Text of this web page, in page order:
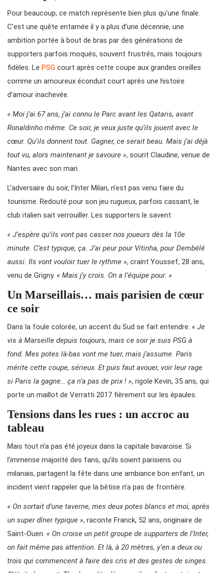
Pour beaucoup, ce match représente bien plus qu’une finale.
C’est une quête entamée il y a plus d’une décennie, une
ambition portée à bout de bras par des générations de
supporters parfois moqués, souvent frustrés, mais toujours
fidèles. Le PSG court après cette coupe aux grandes oreilles
comme un amoureux éconduit court après une histoire
d’amour inachevée.
« Moi j’ai 67 ans, j’ai connu le Parc avant les Qataris, avant
Ronaldinho même. Ce soir, je veux juste qu’ils jouent avec le
cœur. Qu’ils donnent tout. Gagner, ce serait beau. Mais j’ai déjà
tout vu, alors maintenant je savoure », sourit Claudine, venue de
Nantes avec son mari.
L’adversaire du soir, l’Inter Milan, n’est pas venu faire du
tourisme. Redouté pour son jeu rugueux, parfois cassant, le
club italien sait verrouiller. Les supporters le savent.
« J’espère qu’ils vont pas casser nos joueurs dès la 10e
minute. C’est typique, ça. J’ai peur pour Vitinha, pour Dembélé
aussi. Ils vont vouloir tuer le rythme », craint Youssef, 28 ans,
venu de Grigny. « Mais j’y crois. On a l’équipe pour. »
Un Marseillais… mais parisien de cœur
ce soir
Dans la foule colorée, un accent du Sud se fait entendre. « Je
vis à Marseille depuis toujours, mais ce soir je suis PSG à
fond. Mes potes là-bas vont me tuer, mais j’assume. Paris
mérite cette coupe, sérieux. Et puis faut avouer, voir leur rage
si Paris la gagne… ça n’a pas de prix ! », rigole Kevin, 35 ans, qui
porte un maillot de Verratti 2017 fièrement sur les épaules.
Tensions dans les rues : un accroc au
tableau
Mais tout n’a pas été joyeux dans la capitale bavaroise. Si
l’immense majorité des fans, qu’ils soient parisiens ou
milanais, partagent la fête dans une ambiance bon enfant, un
incident vient rappeler que la bêtise n’a pas de frontière.
« On sortait d’une taverne, mes deux potes blancs et moi, après
un super dîner typique », raconte Franck, 52 ans, originaire de
Saint-Ouen. « On croise un petit groupe de supporters de l’Inter,
on fait même pas attention. Et là, à 20 mètres, y’en a deux ou
trois qui commencent à faire des cris et des gestes de singes.